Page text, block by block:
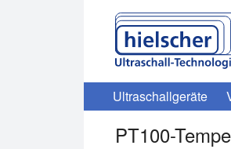
Ultraschallgeräte
PT100-